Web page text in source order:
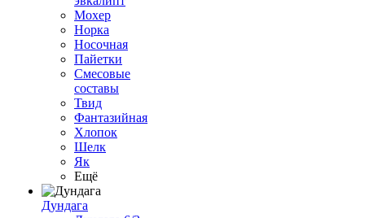
Мохер
Норка
Носочная
Пайетки
Смесовые
составы
Твид
Фантазийная
Хлопок
Шелк
Як
Ещё
Дундага